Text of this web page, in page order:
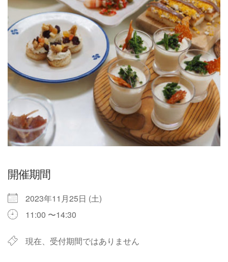
開催期間
2023年11月25日 (土)
11:00 〜14:30
現在、受付期間ではありません